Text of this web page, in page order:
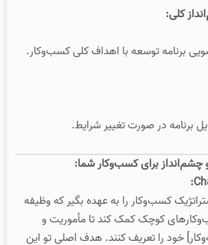
کلی:
برنامه توسعه با اهداف کلی کسب‌وکار.
برنامه در صورت تغییر شرایط.
کسب‌وکار را به عهده بگیر که وظیفه
کوچک کمک کند تا مأموریت و
خود را تعریف کنند. هدف اصلی تو این